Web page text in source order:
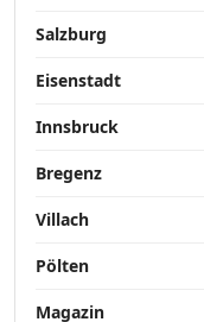
Salzburg
Eisenstadt
Innsbruck
Bregenz
Villach
Pölten
Magazin